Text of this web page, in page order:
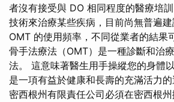
者沒有接受與 DO 相同程度的醫療培
技術來治療某些疾病，目前尚無普遍
OMT 的使用頻率，不同從業者的結果
骨手法療法（OMT）是一種診斷和治
法。 這意味著醫生用手操縱您的身體
是一項有益於健康和長壽的充滿活力
密西根州有限責任公司必須在密西根